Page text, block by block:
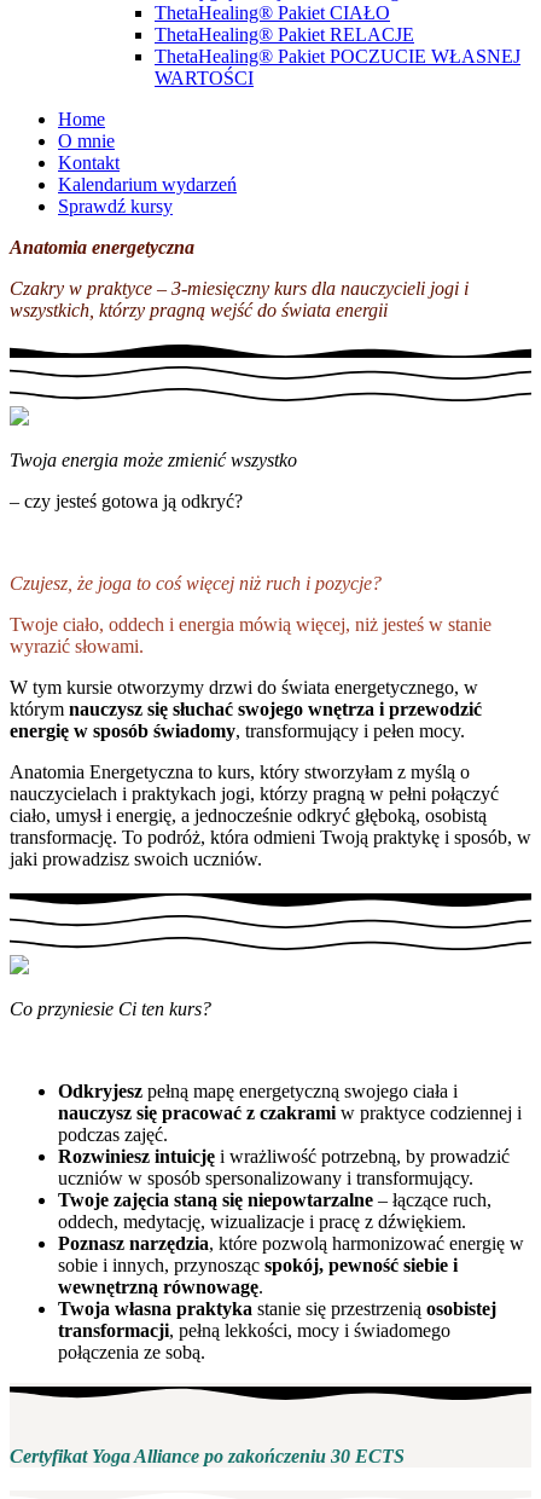
ThetaHealing® Pakiet CIAŁO
ThetaHealing® Pakiet RELACJE
ThetaHealing® Pakiet POCZUCIE WŁASNEJ
WARTOŚCI
Home
O mnie
Kontakt
Kalendarium wydarzeń
Sprawdź kursy
Anatomia energetyczna
Czakry w praktyce – 3-miesięczny kurs dla nauczycieli jogi i
wszystkich, którzy pragną wejść do świata energii
Twoja energia może zmienić wszystko
– czy jesteś gotowa ją odkryć?
Czujesz, że joga to coś więcej niż ruch i pozycje?
Twoje ciało, oddech i energia mówią więcej, niż jesteś w stanie
wyrazić słowami.
W tym kursie otworzymy drzwi do świata energetycznego, w
którym nauczysz się słuchać swojego wnętrza i przewodzić
energię w sposób świadomy, transformujący i pełen mocy.
Anatomia Energetyczna to kurs, który stworzyłam z myślą o
nauczycielach i praktykach jogi, którzy pragną w pełni połączyć
ciało, umysł i energię, a jednocześnie odkryć głęboką, osobistą
transformację. To podróż, która odmieni Twoją praktykę i sposób, w
jaki prowadzisz swoich uczniów.
Co przyniesie Ci ten kurs?
Odkryjesz pełną mapę energetyczną swojego ciała i
nauczysz się pracować z czakrami w praktyce codziennej i
podczas zajęć.
Rozwiniesz intuicję i wrażliwość potrzebną, by prowadzić
uczniów w sposób spersonalizowany i transformujący.
Twoje zajęcia staną się niepowtarzalne – łączące ruch,
oddech, medytację, wizualizacje i pracę z dźwiękiem.
Poznasz narzędzia, które pozwolą harmonizować energię w
sobie i innych, przynosząc spokój, pewność siebie i
wewnętrzną równowagę.
Twoja własna praktyka stanie się przestrzenią osobistej
transformacji, pełną lekkości, mocy i świadomego
połączenia ze sobą.
Certyfikat Yoga Alliance po zakończeniu 30 ECTS